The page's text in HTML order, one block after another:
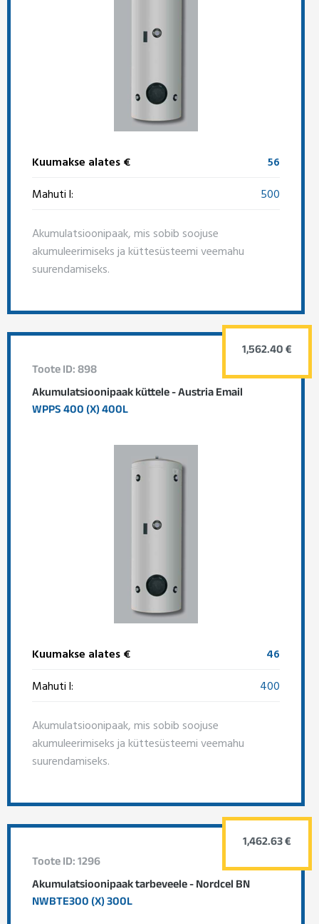
Kuumakse alates €
56
Mahuti l:
500
Akumulatsioonipaak, mis sobib soojuse
akumuleerimiseks ja küttesüsteemi veemahu
suurendamiseks.
Toote ID: 898
Akumulatsioonipaak küttele - Austria Email
WPPS 400 (X) 400L
Kuumakse alates €
46
Mahuti l:
400
Akumulatsioonipaak, mis sobib soojuse
akumuleerimiseks ja küttesüsteemi veemahu
suurendamiseks.
1,562.40 €
Toote ID: 1296
Akumulatsioonipaak tarbeveele - Nordcel BN
NWBTE300 (X) 300L
1,462.63 €